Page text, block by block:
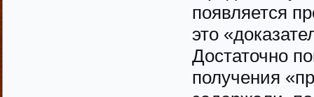
появляется
это
Достаточно
получения